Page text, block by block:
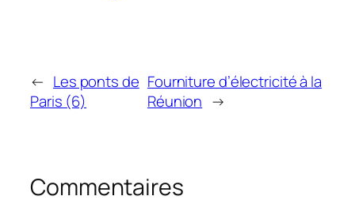
← Les ponts de
Paris (6)
Fourniture d’électricité à la
Réunion →
Commentaires